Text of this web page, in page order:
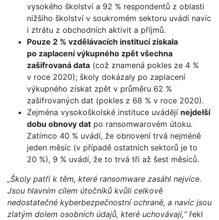
vysokého školství a 92 % respondentů z oblasti
nižšího školství v soukromém sektoru uvádí navíc
i ztrátu z obchodních aktivit a příjmů.
Pouze 2 % vzdělávacích institucí získala
po zaplacení výkupného zpět všechna
zašifrovaná data (což znamená pokles ze 4 %
v roce 2020); školy dokázaly po zaplacení
výkupného získat zpět v průměru 62 %
zašifrovaných dat (pokles z 68 % v roce 2020).
Zejména vysokoškolské instituce uvádějí nejdelší
dobu obnovy dat po ransomwarovém útoku.
Zatímco 40 % uvádí, že obnovení trvá nejméně
jeden měsíc (v případě ostatních sektorů je to
20 %), 9 % uvádí, že to trvá tři až šest měsíců.
„Školy patří k těm, které ransomware zasáhl nejvíce.
Jsou hlavním cílem útočníků kvůli celkově
nedostatečné kyberbezpečnostní ochraně, a navíc jsou
zlatým dolem osobních údajů, které uchovávají,“řekl